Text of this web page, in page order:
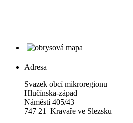
Adresa
Svazek obcí mikroregionu
Hlučínska-západ
Náměstí 405/43
747 21 Kravaře ve Slezsku